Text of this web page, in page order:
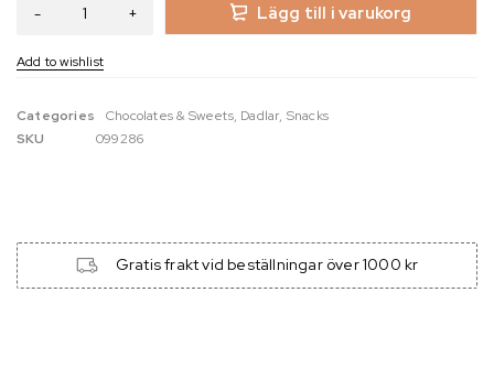
Lägg till i varukorg
Categories Chocolates & Sweets, Dadlar, Snacks
SKU
099286
Gratis frakt vid beställningar över 1000 kr